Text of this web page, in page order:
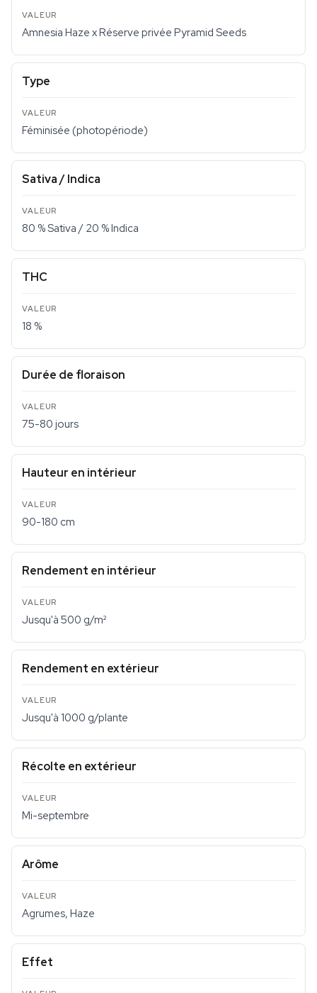
Amnesia Haze x Réserve privée Pyramid Seeds
Type
Féminisée (photopériode)
Sativa / Indica
80 % Sativa / 20 % Indica
THC
18 %
Durée de floraison
75-80 jours
Hauteur en intérieur
90-180 cm
Rendement en intérieur
Jusqu'à 500 g/m²
Rendement en extérieur
Jusqu'à 1000 g/plante
Récolte en extérieur
Mi-septembre
Arôme
Agrumes, Haze
Effet